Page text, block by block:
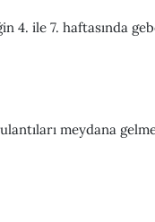
4. ile 7. haftasında
meydana